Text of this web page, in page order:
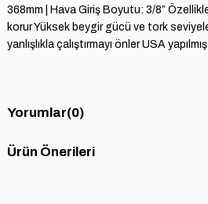
368mm | Hava Giriş Boyutu: 3/8”
korur Yüksek beygir gücü ve tork
yanlışlıkla çalıştırmayı önler USA yapılmış
Yorumlar(0)
Ürün Önerileri